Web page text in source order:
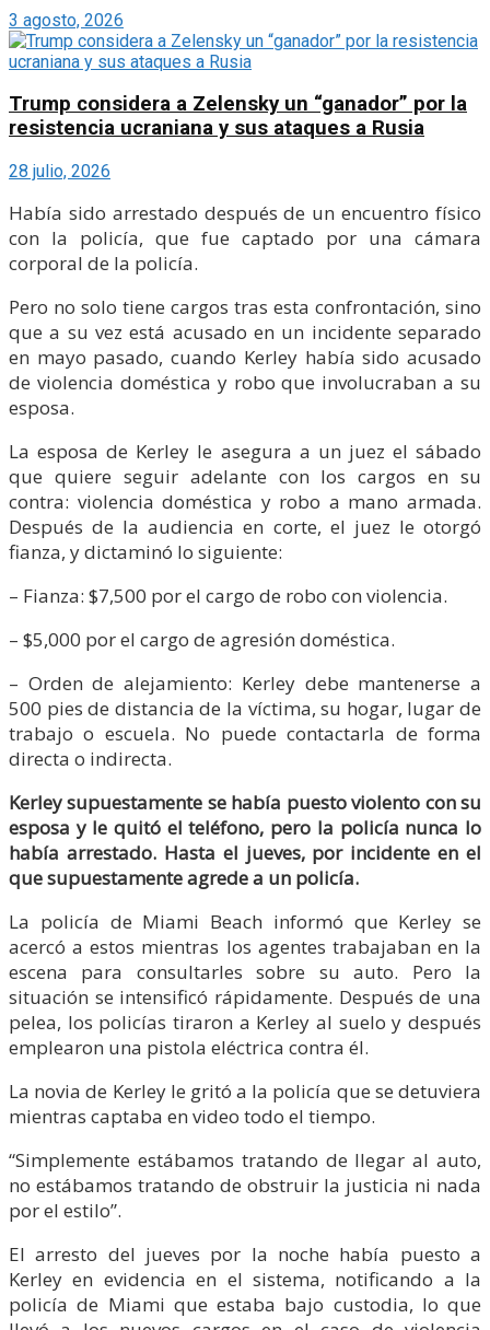
3 agosto, 2026
Trump considera a Zelensky un “ganador” por la
resistencia ucraniana y sus ataques a Rusia
28 julio, 2026
Había sido arrestado después de un encuentro físico
con la policía, que fue captado por una cámara
corporal de la policía.
Pero no solo tiene cargos tras esta confrontación, sino
que a su vez está acusado en un incidente separado
en mayo pasado, cuando Kerley había sido acusado
de violencia doméstica y robo que involucraban a su
esposa.
La esposa de Kerley le asegura a un juez el sábado
que quiere seguir adelante con los cargos en su
contra: violencia doméstica y robo a mano armada.
Después de la audiencia en corte, el juez le otorgó
fianza, y dictaminó lo siguiente:
– Fianza: $7,500 por el cargo de robo con violencia.
– $5,000 por el cargo de agresión doméstica.
– Orden de alejamiento: Kerley debe mantenerse a
500 pies de distancia de la víctima, su hogar, lugar de
trabajo o escuela. No puede contactarla de forma
directa o indirecta.
Kerley supuestamente se había puesto violento con su
esposa y le quitó el teléfono, pero la policía nunca lo
había arrestado. Hasta el jueves, por incidente en el
que supuestamente agrede a un policía.
La policía de Miami Beach informó que Kerley se
acercó a estos mientras los agentes trabajaban en la
escena para consultarles sobre su auto. Pero la
situación se intensificó rápidamente. Después de una
pelea, los policías tiraron a Kerley al suelo y después
emplearon una pistola eléctrica contra él.
La novia de Kerley le gritó a la policía que se detuviera
mientras captaba en video todo el tiempo.
“Simplemente estábamos tratando de llegar al auto,
no estábamos tratando de obstruir la justicia ni nada
por el estilo”.
El arresto del jueves por la noche había puesto a
Kerley en evidencia en el sistema, notificando a la
policía de Miami que estaba bajo custodia, lo que